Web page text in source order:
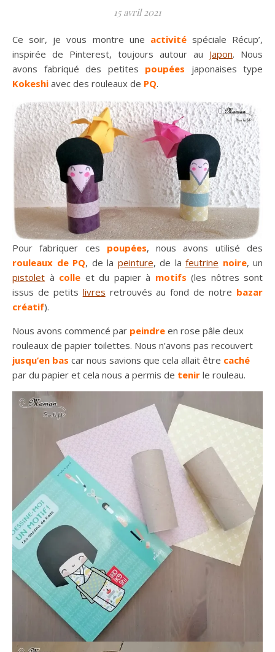
15 avril 2021
Ce soir, je vous montre une activité spéciale Récup’,
inspirée de Pinterest, toujours autour au Japon. Nous
avons fabriqué des petites poupées
japonaises type
Kokeshi avec des rouleaux de PQ.
Pour fabriquer ces poupées, nous avons utilisé des
rouleaux de PQ, de la peinture, de la feutrine noire, un
pistolet à colle et du papier à motifs (les nôtres sont
issus de petits livres retrouvés au fond de notre bazar
créatif).
Nous avons commencé par peindre en rose pâle deux
rouleaux de papier toilettes. Nous n’avons pas recouvert
jusqu’en bas car nous savions que cela allait être caché
par du papier et cela nous a permis de tenir le rouleau.